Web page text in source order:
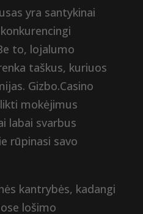
yra santykinai
to, lojalumo
taškus, kuriuos
Gizbo.Casino
mokėjimus
labai svarbus
rūpinasi savo
kantrybės, kadangi
lošimo